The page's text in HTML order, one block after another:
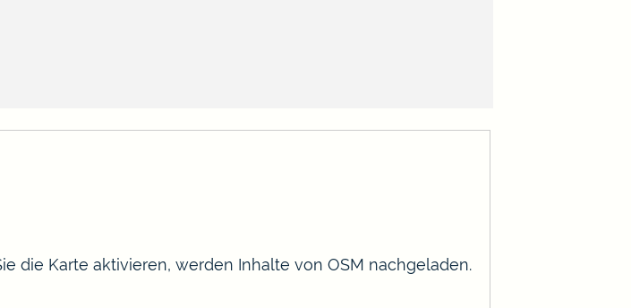
die Karte aktivieren, werden Inhalte von OSM nachgeladen.